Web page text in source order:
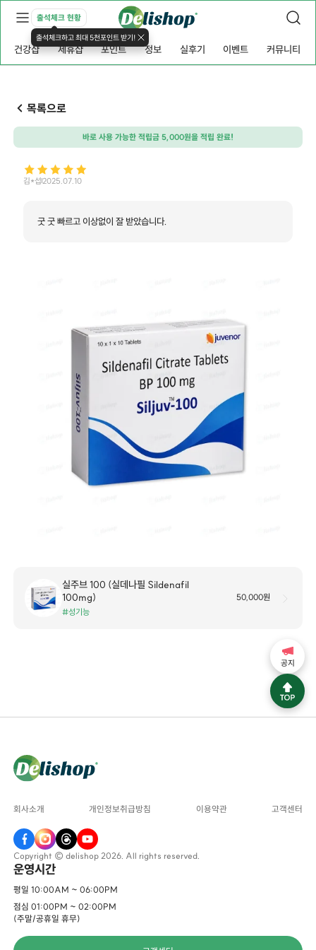
출석체크 현황
출석체크하고 최대 5천포인트 받기!
건강샵 제휴샵 포인트 정보 실후기 이벤트 커뮤니티
목록으로
바로 사용 가능한 적립금 5,000원을 적립 완료!
김*섭2025.07.10
굿 굿 빠르고 이상없이 잘 받았습니다.
실주브 100 (실데나필 Sildenafil
100mg)
#성기능
50,000원
회사소개 개인정보취급방침 이용약관 고객센터
Copyright © delishop 2026. All rights reserved.
운영시간
평일 10:00AM ~ 06:00PM
점심 01:00PM ~ 02:00PM
(주말/공휴일 휴무)
공지